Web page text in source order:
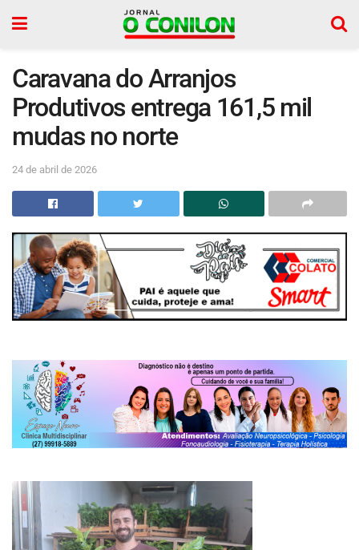
Caravana do Arranjos
Produtivos entrega 161,5 mil
mudas no norte
24 de abril de 2026